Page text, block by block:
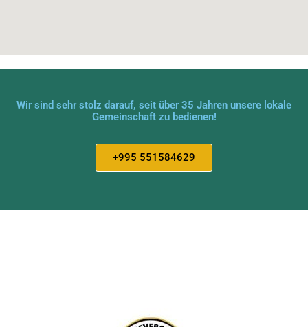
Wir sind sehr stolz darauf, seit über 35 Jahren unsere lokale
Gemeinschaft zu bedienen!
+995 551584629